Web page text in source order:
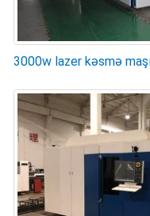
3000w lazer kəsmə